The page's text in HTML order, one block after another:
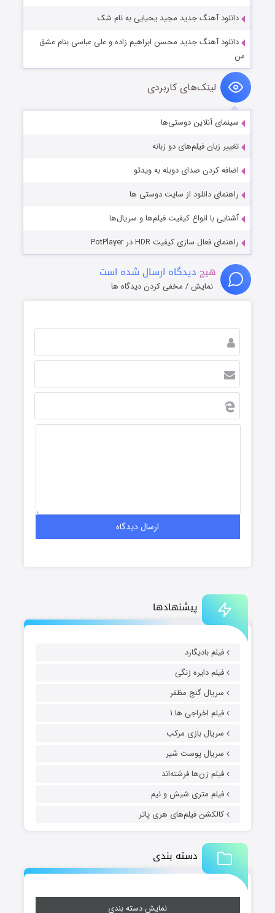
پیشنهادها
فیلم بادیگارد
فیلم دایره زنگی
سریال گنج مظفر
فیلم اخراجی ها ۱
سریال بازی مرکب
سریال پوست شیر
فیلم زن‌ها فرشته‌اند
فیلم متری شیش و نیم
کالکشن فیلم‌های هری پاتر
دسته بندی
نمایش دسته بندی
دانلود آهنگ جدید مجید یحیایی به نام شک
دانلود آهنگ جدید محسن ابراهیم زاده و علی عباسی بنام عشق
من
لینک‌های کاربردی
سینمای آنلاین دوستی‌ها
تغییر زبان فیلم‌های دو زبانه
اضافه کردن صدای دوبله به ویدئو
راهنمای دانلود از سایت دوستی ها
آشنایی با انواع کیفیت فیلم‌ها و سریال‌ها
راهنمای فعال سازی کیفیت HDR در PotPlayer
هیچ دیدگاه ارسال شده است
نمایش / مخفی کردن دیدگاه ها